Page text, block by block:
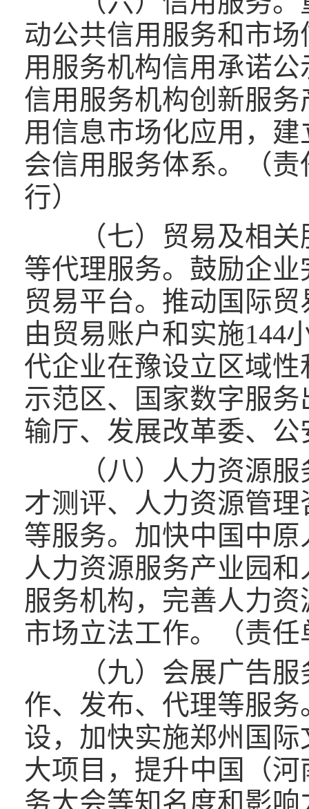
动公共信用服务和市
用服务机构信用承诺
信用服务机构创新服
用信息市场化应用，
会信用服务体系。（
行）
（七）贸易及相关
等代理服务。鼓励企
贸易平台。推动国际
由贸易账户和实施144
代企业在豫设立区域
示范区、国家数字服
输厅、发展改革委、
（八）人力资源服
才测评、人力资源管
等服务。加快中国中
人力资源服务产业园
服务机构，完善人力
市场立法工作。（责
（九）会展广告服
作、发布、代理等服
设，加快实施郑州国
大项目，提升中国（
务大会等知名度和影